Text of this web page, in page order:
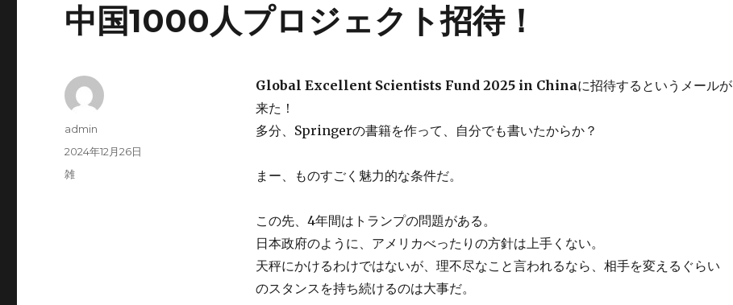
中国1000人プロジェクト招待！
Global Excellent Scientists Fund 2025 in Chinaに招待するというメールが
来た！
多分、Springerの書籍を作って、自分でも書いたからか？
まー、ものすごく魅力的な条件だ。
この先、4年間はトランプの問題がある。
日本政府のように、アメリカべったりの方針は上手くない。
天秤にかけるわけではないが、理不尽なこと言われるなら、相手を変えるぐらい
のスタンスを持ち続けるのは大事だ。
投
admin
投
稿
2024年12月26日
カ
雑